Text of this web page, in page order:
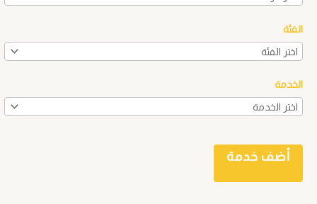
الفئة
الخدمة
أضف خدمة